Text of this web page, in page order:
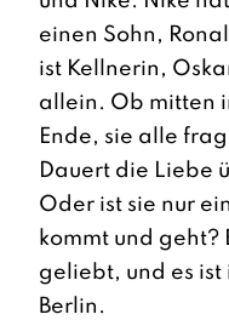
einen Sohn,
ist Kellnerin,
allein. Ob mitten
Ende, sie alle
Dauert die Liebe
Oder ist sie nur
kommt und geht?
geliebt, und es ist
Berlin.